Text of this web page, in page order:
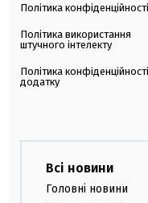
Політика конфіденційності
Політика використання
штучного інтелекту
Політика конфіденційності
додатку
Всі новини
Головні новини